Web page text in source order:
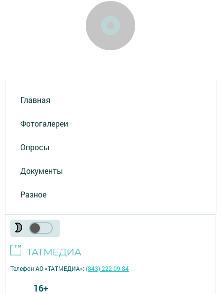
Главная
Фотогалереи
Опросы
Документы
Разное
Телефон АО «ТАТМЕДИА»:(843) 222 09 84
16+